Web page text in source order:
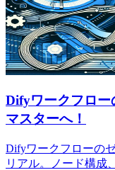
Difyワークフロー
マスターへ！
Difyワークフローの
リアル。ノード構成